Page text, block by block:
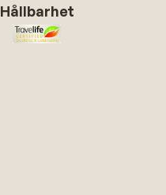
Hållbarhet